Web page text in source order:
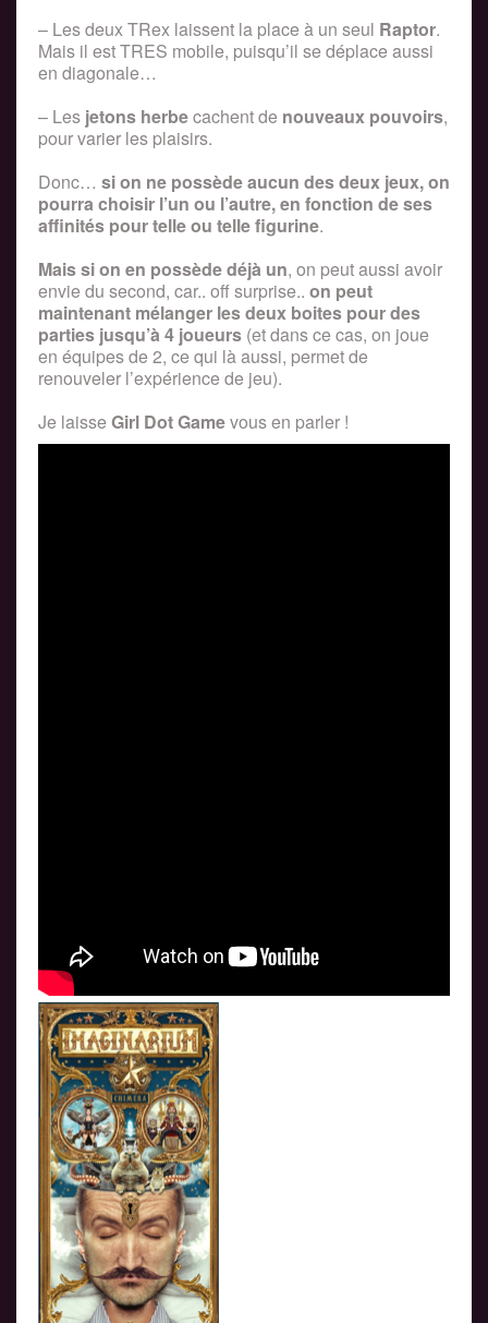
– Les deux TRex laissent la place à un seul Raptor.
Mais il est TRES mobile, puisqu’il se déplace aussi
en diagonale…
– Les jetons herbecachent de nouveaux pouvoirs,
pour varier les plaisirs.
Donc… si on ne possède aucun des deux jeux, on
pourra choisir l’un ou l’autre, en fonction de ses
affinités pour telle ou telle figurine.
Mais si on en possède déjà un, on peut aussi avoir
envie du second, car.. off surprise.. on peut
maintenant mélanger les deux boites pour des
parties jusqu’à 4 joueurs (et dans ce cas, on joue
en équipes de 2, ce qui là aussi, permet de
renouveler l’expérience de jeu).
Je laisse Girl Dot Gamevous en parler !